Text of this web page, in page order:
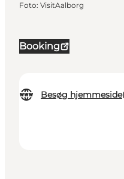
Booking
Besøg hjemmeside
Foto: VisitAalborg